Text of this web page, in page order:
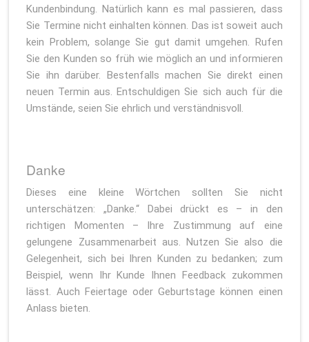
Kundenbindung. Natürlich kann es mal passieren, dass
Sie Termine nicht einhalten können. Das ist soweit auch
kein Problem, solange Sie gut damit umgehen. Rufen
Sie den Kunden so früh wie möglich an und informieren
Sie ihn darüber. Bestenfalls machen Sie direkt einen
neuen Termin aus. Entschuldigen Sie sich auch für die
Umstände, seien Sie ehrlich und verständnisvoll.
Danke
Dieses eine kleine Wörtchen sollten Sie nicht
unterschätzen: „Danke.“ Dabei drückt es – in den
richtigen Momenten – Ihre Zustimmung auf eine
gelungene Zusammenarbeit aus. Nutzen Sie also die
Gelegenheit, sich bei Ihren Kunden zu bedanken; zum
Beispiel, wenn Ihr Kunde Ihnen Feedback zukommen
lässt. Auch Feiertage oder Geburtstage können einen
Anlass bieten.